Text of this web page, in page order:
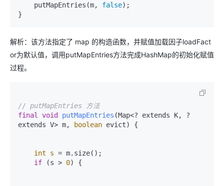
    putMapEntries(m,
false);
解析：该方法指定了 map 的构造函数，并赋值加载因子loadFact
or为默认值，调用putMapEntries方法完成HashMap的初始化赋值
过程。
// putMapEntries 方法
final
void putMapEntries (Map<? extends K, ?
extends V> m, boolean evict) {
int s = m.size();
if (s > 0) {